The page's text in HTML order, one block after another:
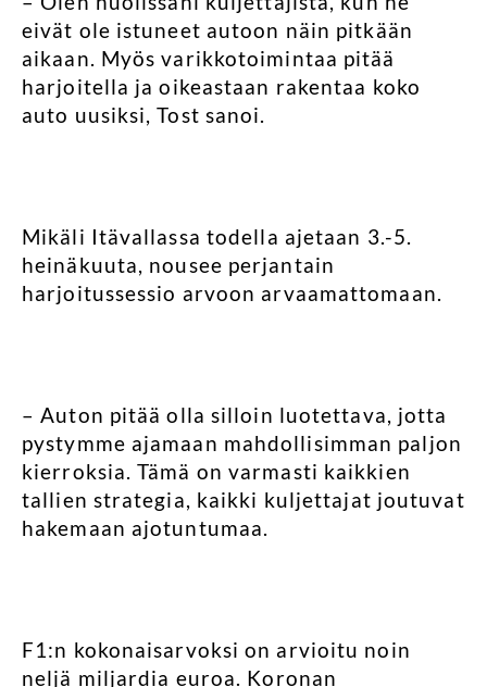
eivät ole istuneet autoon näin pitkään
aikaan. Myös varikkotoimintaa pitää
harjoitella ja oikeastaan rakentaa koko
auto uusiksi, Tost sanoi.
Mikäli Itävallassa todella ajetaan 3.-5.
heinäkuuta, nousee perjantain
harjoitussessio arvoon arvaamattomaan.
– Auton pitää olla silloin luotettava, jotta
pystymme ajamaan mahdollisimman paljon
kierroksia. Tämä on varmasti kaikkien
tallien strategia, kaikki kuljettajat joutuvat
hakemaan ajotuntumaa.
F1:n kokonaisarvoksi on arvioitu noin
neljä miljardia euroa. Koronan